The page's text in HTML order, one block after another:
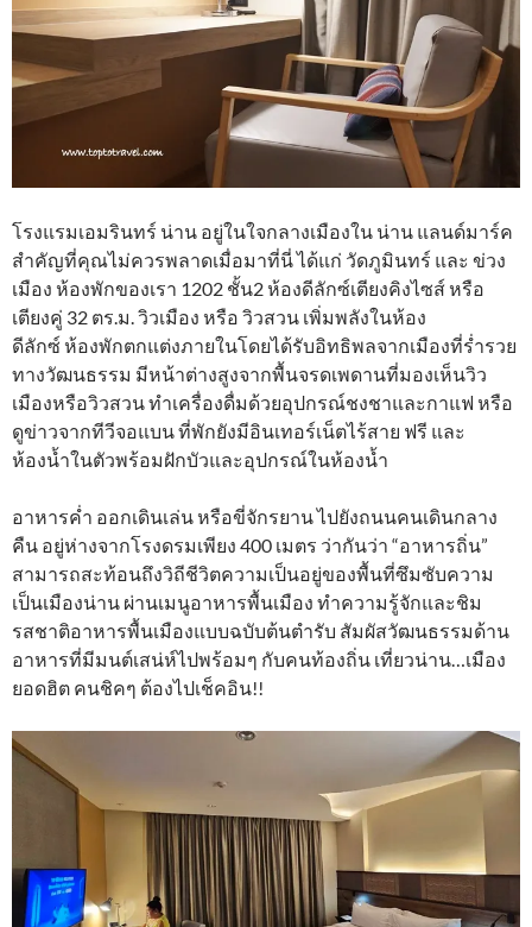
โรงแรมเอมรินทร์ น่าน อยู่ในใจกลางเมืองใน น่าน แลนด์มาร์ค
สำคัญที่คุณไม่ควรพลาดเมื่อมาที่นี่ ได้แก่ วัดภูมินทร์ และ ข่วง
เมือง ห้องพักของเรา 1202 ชั้น2 ห้องดีลักซ์เตียงคิงไซส์ หรือ
เตียงคู่ 32 ตร.ม. วิวเมือง หรือ วิวสวน เพิ่มพลังในห้อง
ดีลักซ์ ห้องพักตกแต่งภายในโดยได้รับอิทธิพลจากเมืองที่ร่ำรวย
ทางวัฒนธรรม มีหน้าต่างสูงจากพื้นจรดเพดานที่มองเห็นวิว
เมืองหรือวิวสวน ทำเครื่องดื่มด้วยอุปกรณ์ชงชาและกาแฟ หรือ
ดูข่าวจากทีวีจอแบน ที่พักยังมีอินเทอร์เน็ตไร้สาย ฟรี และ
ห้องน้ำในตัวพร้อมฝักบัวและอุปกรณ์ในห้องน้ำ
อาหารค่ำ ออกเดินเล่น หรือขี่จักรยาน ไปยังถนนคนเดินกลาง
คืน อยู่ห่างจากโรงดรมเพียง 400 เมตร ว่ากันว่า “อาหารถิ่น”
สามารถสะท้อนถึงวิถีชีวิตความเป็นอยู่ของพื้นที่ซึมซับความ
เป็นเมืองน่าน ผ่านเมนูอาหารพื้นเมือง ทำความรู้จักและชิม
รสชาติอาหารพื้นเมืองแบบฉบับต้นตำรับ สัมผัสวัฒนธรรมด้าน
อาหารที่มีมนต์เสน่ห์ไปพร้อมๆ กับคนท้องถิ่น เที่ยวน่าน…เมือง
ยอดฮิต คนชิคๆ ต้องไปเช็คอิน!!